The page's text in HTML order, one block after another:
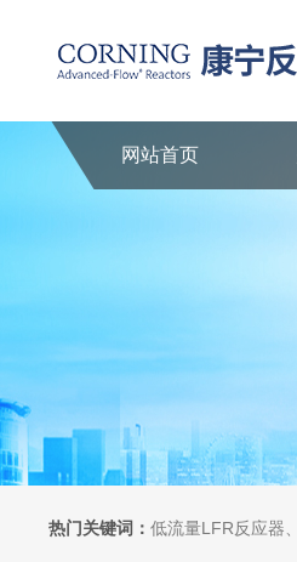
网站首页
热门关键词： 低流量LFR反应器